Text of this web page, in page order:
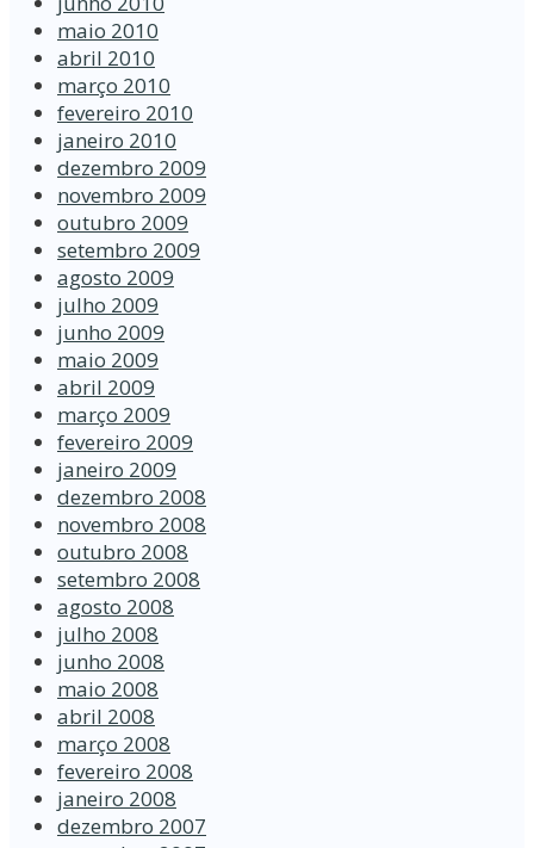
maio 2010
abril 2010
março 2010
fevereiro 2010
janeiro 2010
dezembro 2009
novembro 2009
outubro 2009
setembro 2009
agosto 2009
julho 2009
junho 2009
maio 2009
abril 2009
março 2009
fevereiro 2009
janeiro 2009
dezembro 2008
novembro 2008
outubro 2008
setembro 2008
agosto 2008
julho 2008
junho 2008
maio 2008
abril 2008
março 2008
fevereiro 2008
janeiro 2008
dezembro 2007